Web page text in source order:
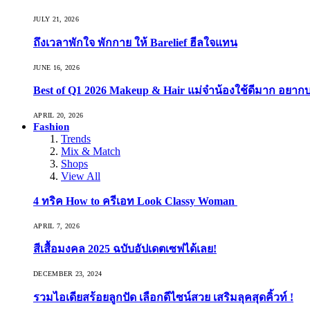
JULY 21, 2026
ถึงเวลาพักใจ พักกาย ให้ Barelief ฮีลใจแทน
JUNE 16, 2026
Best of Q1 2026 Makeup & Hair แม่จ๋าน้องใช้ดีมาก อยาก
APRIL 20, 2026
Fashion
Trends
Mix & Match
Shops
View All
4 ทริค How to ครีเอท Look Classy Woman
APRIL 7, 2026
สีเสื้อมงคล 2025 ฉบับอัปเดตเซฟได้เลย!
DECEMBER 23, 2024
รวมไอเดียสร้อยลูกปัด เลือกดีไซน์สวย เสริมลุคสุดคิ้วท์ !